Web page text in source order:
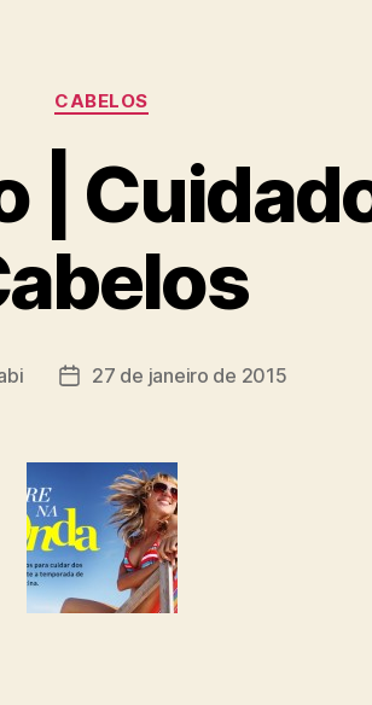
Categorias
CABELOS
|
Data27 de janeiro de 2015